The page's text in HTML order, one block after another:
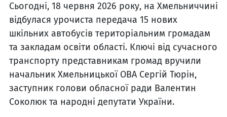
Сьогодні, 18 червня 2026 року, на Хмельниччині
відбулася урочиста передача 15 нових
шкільних автобусів територіальним громадам
та закладам освіти області. Ключі від сучасного
транспорту представникам громад вручили
начальник Хмельницької ОВА Сергій Тюрін,
заступник голови обласної ради Валентин
Соколюк та народні депутати України.